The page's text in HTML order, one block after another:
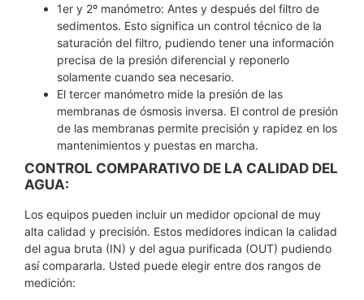
1er y 2º manómetro: Antes y después del filtro de
sedimentos. Esto significa un control técnico de la
saturación del filtro, pudiendo tener una información
precisa de la presión diferencial y reponerlo
solamente cuando sea necesario.
El tercer manómetro mide la presión de las
membranas de ósmosis inversa. El control de presión
de las membranas permite precisión y rapidez en los
mantenimientos y puestas en marcha.
CONTROL COMPARATIVO DE LA CALIDAD DEL
AGUA:
Los equipos pueden incluir un medidor opcional de muy
alta calidad y precisión. Estos medidores indican la calidad
del agua bruta (IN) y del agua purificada (OUT) pudiendo
así compararla. Usted puede elegir entre dos rangos de
medición: